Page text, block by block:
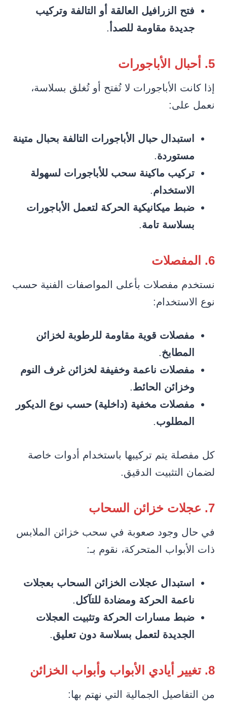
فتح الزرافيل العالقة أو التالفة وتركيب
جديدة مقاومة للصدأ .
5. أحبال الأباجورات
إذا كانت الأباجورات لا تُفتح أو تُغلق بسلاسة،
نعمل على:
استبدال حبال الأباجورات التالفة بحبال متينة
مستوردة.
تركيب ماكينة سحب للأباجورات لسهولة
الاستخدام.
ضبط ميكانيكية الحركة لتعمل الأباجورات
بسلاسة تامة.
6. المفصلات
نستخدم مفصلات بأعلى المواصفات الفنية حسب
نوع الاستخدام:
مفصلات قوية مقاومة للرطوبة لخزائن
المطابخ.
مفصلات ناعمة وخفيفة لخزائن غرف النوم
وخزائن الحائط.
مفصلات مخفية (داخلية) حسب نوع الديكور
المطلوب.
كل مفصلة يتم تركيبها باستخدام أدوات خاصة
لضمان التثبيت الدقيق.
7. عجلات خزائن السحاب
في حال وجود صعوبة في سحب خزائن الملابس
ذات الأبواب المتحركة، نقوم بـ:
استبدال عجلات الخزائن السحاب بعجلات
ناعمة الحركة ومضادة للتآكل.
ضبط مسارات الحركة وتثبيت العجلات
الجديدة لتعمل بسلاسة دون تعليق.
8. تغيير أيادي الأبواب وأبواب الخزائن
من التفاصيل الجمالية التي نهتم بها: